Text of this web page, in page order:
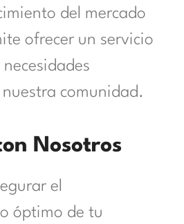
del mercado
ofrecer un servicio
comunidad.
Nosotros
el
óptimo de tu